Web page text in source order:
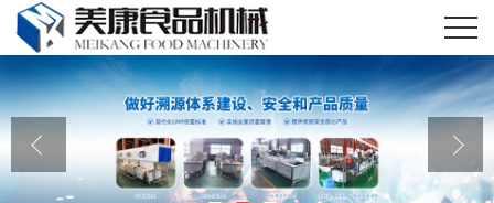
公司首页
公司动态